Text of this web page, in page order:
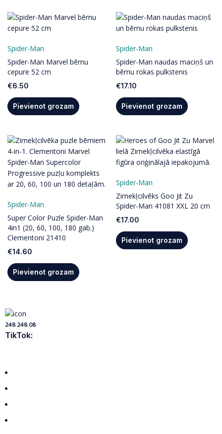
Spider-Man
Spider-Man Marvel bērnu
cepure 52 cm
€6.50
Pievienot grozam
Spider-Man
Spider-Man naudas maciņš un
bērnu rokas pulkstenis
€17.10
Pievienot grozam
Spider-Man
Super Color Puzle Spider-Man
4in1 (20, 60, 100, 180 gab.)
Clementoni 21410
€14.60
Pievienot grozam
Spider-Man
Zirnekļcilvēks Goo Jit Zu
Spider-Man 41081 XXL 20 cm
€17.00
Pievienot grozam
248 248 08
TikTok: